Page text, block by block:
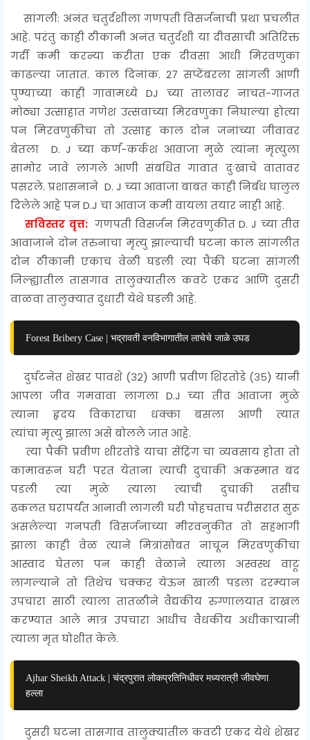
सांगली: अनंत चतुर्दशीला गणपती विसर्जनाची प्रथा प्रचलीत
आहे. परंतु काही ठीकानी अनंत चतुर्दशी या दीवसाची अतिरिक्त
गर्दी कमी करन्या करीता एक दीवसा आधी मिरवणुका
काढल्या जातात. काल दिनांक. 27 सप्टेंबरला सांगली आणी
पुण्याच्या काही गावामध्ये DJ च्या तालावर नाचत-गाजत
मोठ्याउत्साहात गणेश उत्सवाच्या मिरवणुका निघाल्याहोत्या
पन मिरवणुकीचा तो उत्साह काल दोन जनांच्याजीवावर
बेतला D. J च्या कर्ण-कर्कश आवाजा मुळे त्यांनामृत्युला
सामोर जावे लागले आणी संबधित गावात दुःखाचेवातावर
पसरले. प्रशासनाने D. J च्या आवाजा बाबत काही निर्बंध घालुल
दिलेले आहे पन D.J चा आवाज कमी वायला तयार नाही आहे.
सविस्तर वृत्त:गणपती विसर्जन मिरवणुकीत D. J च्या तीव्र
आवाजाने दोन तरुनाचा मृत्युझाल्याची घटना काल सांगलीत
दोन ठीकानी एकाच वेळी घडली त्या पैकी घटना सांगली
जिल्ह्यातील तासगाव तालुक्यातील कवटे एकद आणि दुसरी
वाळवा तालुक्यात दुधारीयेथेघडली आहे.
Forest Bribery Case | भद्रावती वनविभागातील लाचेचे जाळे उघड
दुर्घटनेत शेखर पावशे (३२) आणी प्रवीण शिरतोडे (३५) यानी
आपला जीव गमवावा लागला D.J च्या तीव्र आवाजा मुळे
त्यानाहृदय विकाराचा धक्का बसला आणी त्यात
त्यांचामृत्युझाला असे बोलले जात आहे.
त्या पैकी प्रवीण शीरतोडे याचा सेंट्रिंगचा व्यवसायहोता तो
कामावरूनघरी परत येताना त्याची दुचाकी अकस्मात बंद
पडली त्या मुळे त्याला त्याची दुचाकी तसीच
ढकलतघरापर्यंत आनावी लागली घरी पोहचताच परीसरात सुरू
असलेल्या गनपती विसर्जनाच्या मीरवनुकीत तो सहभागी
झाला काही वेळ त्यानेमित्रांसोबत नाचून मिरवणुकीचा
आस्वाद घेतलापन काही वेळाने त्याला अस्वस्थ वाटू
लागल्याने तो तिथेचचक्कर येऊन खाली पडला दरम्यान
उपचारा साठी त्याला तातळीनेवैद्यकीय रुग्णालयात दाखल
करण्यात आले मात्र उपचारा आधीच वैधकीय अधीकाऱ्यानी
त्यालामृतघोशीत केले.
Ajhar Sheikh Attack | चंद्रपुरात लोकप्रतिनिधीवर मध्यरात्री जीवघेणा
हल्ला
दुसरी घटना तासगाव तालुक्यातील कवटी एकद येथे शेखर